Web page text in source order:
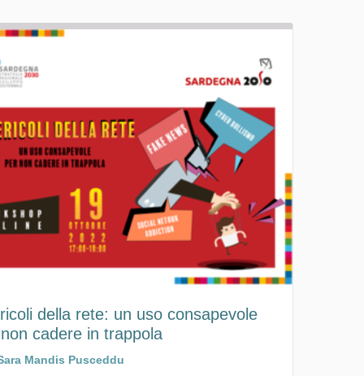
della rete: un uso consapevole
cadere in trappola
Mandis Pusceddu